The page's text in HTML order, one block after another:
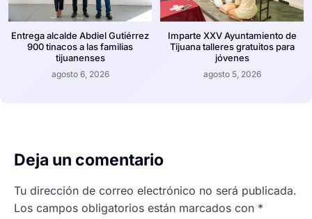
Entrega alcalde Abdiel Gutiérrez
900 tinacos a las familias
tijuanenses
agosto 6, 2026
Imparte XXV Ayuntamiento de
Tijuana talleres gratuitos para
jóvenes
agosto 5, 2026
Deja un comentario
Tu dirección de correo electrónico no será publicada.
Los campos obligatorios están marcados con *